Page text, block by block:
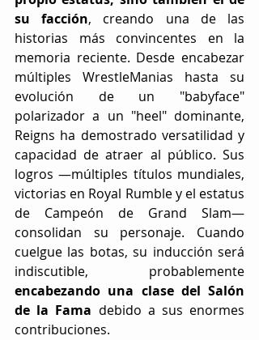
su facción, creando una de las
historias más convincentes en la
memoria reciente. Desde encabezar
múltiples WrestleManias hasta su
evolución de un "babyface"
polarizador a un "heel" dominante,
Reigns ha demostrado versatilidad y
capacidad de atraer al público. Sus
logros —múltiples títulos mundiales,
victorias en Royal Rumble y el estatus
de Campeón de Grand Slam—
consolidan su personaje. Cuando
cuelgue las botas, su inducción será
indiscutible, probablemente
encabezando una clase del Salón
de la Fama debido a sus enormes
contribuciones.